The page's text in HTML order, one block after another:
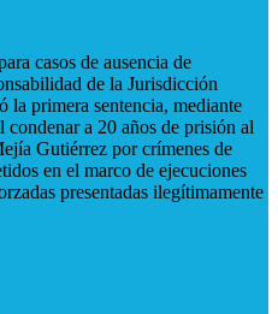
casos de ausencia de
de la Jurisdicción
la primera sentencia, mediante
a 20 años de prisión al
Gutiérrez por crímenes de
en el marco de ejecuciones
presentadas ilegítimamente